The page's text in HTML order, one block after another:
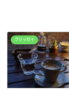
クリッセイ